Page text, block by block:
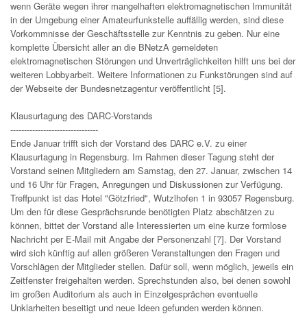
wenn Geräte wegen ihrer mangelhaften elektromagnetischen Immunität
in der Umgebung einer Amateurfunkstelle auffällig werden, sind diese
Vorkommnisse der Geschäftsstelle zur Kenntnis zu geben. Nur eine
komplette Übersicht aller an die BNetzA gemeldeten
elektromagnetischen Störungen und Unverträglichkeiten hilft uns bei der
weiteren Lobbyarbeit. Weitere Informationen zu Funkstörungen sind auf
der Webseite der Bundesnetzagentur veröffentlicht [5].
Klausurtagung des DARC-Vorstands
--------------------------------
Ende Januar trifft sich der Vorstand des DARC e.V. zu einer
Klausurtagung in Regensburg. Im Rahmen dieser Tagung steht der
Vorstand seinen Mitgliedern am Samstag, den 27. Januar, zwischen 14
und 16 Uhr für Fragen, Anregungen und Diskussionen zur Verfügung.
Treffpunkt ist das Hotel "Götzfried", Wutzlhofen 1 in 93057 Regensburg.
Um den für diese Gesprächsrunde benötigten Platz abschätzen zu
können, bittet der Vorstand alle Interessierten um eine kurze formlose
Nachricht per E-Mail mit Angabe der Personenzahl [7]. Der Vorstand
wird sich künftig auf allen größeren Veranstaltungen den Fragen und
Vorschlägen der Mitglieder stellen. Dafür soll, wenn möglich, jeweils ein
Zeitfenster freigehalten werden. Sprechstunden also, bei denen sowohl
im großen Auditorium als auch in Einzelgesprächen eventuelle
Unklarheiten beseitigt und neue Ideen gefunden werden können.